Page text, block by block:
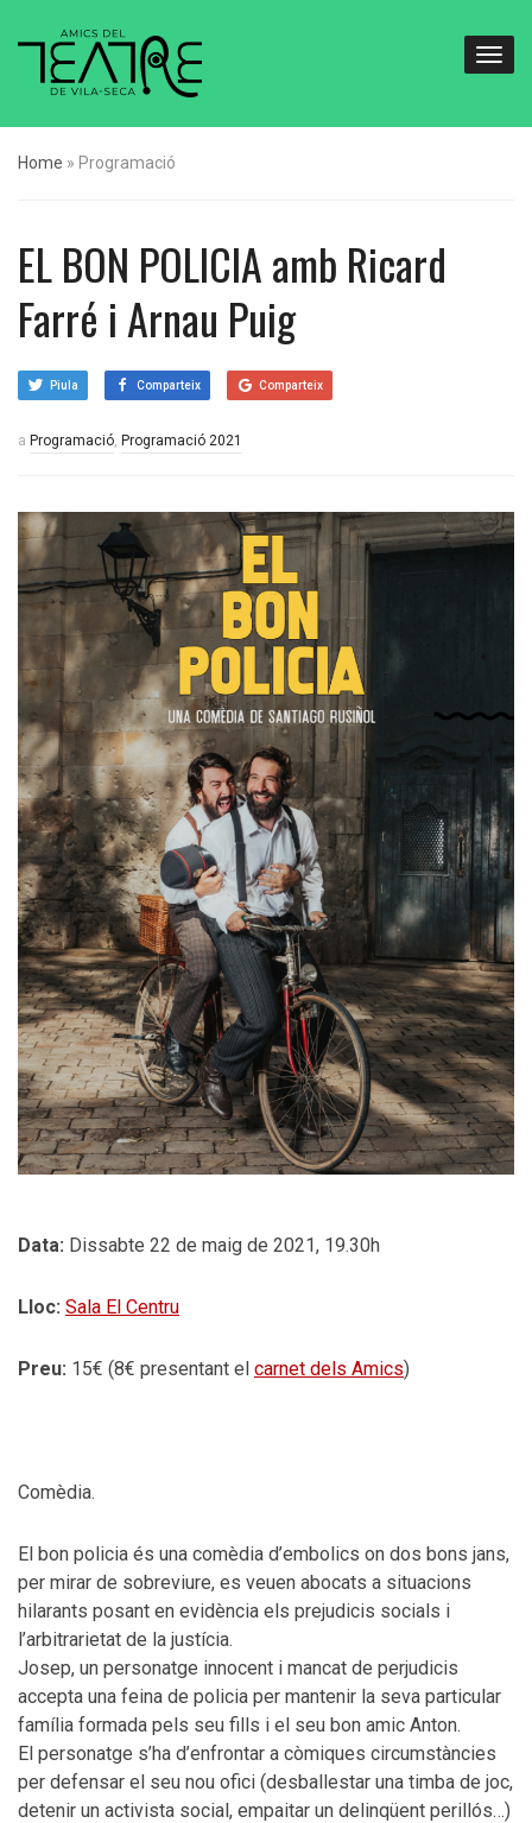
Home » Programació
EL BON POLICIA amb Ricard
Farré i Arnau Puig
Piula Comparteix Comparteix
a Programació Programació 2021
Data: Dissabte 22 de maig de 2021, 19.30h
Lloc: Sala El Centru
Preu: 15€ (8€ presentant el carnet dels Amics)
Comèdia.
El bon policia és una comèdia d’embolics on dos bons jans,
per mirar de sobreviure, es veuen abocats a situacions
hilarants posant en evidència els prejudicis socials i
l’arbitrarietat de la justícia.
Josep, un personatge innocent i mancat de perjudicis
accepta una feina de policia per mantenir la seva particular
família formada pels seu fills i el seu bon amic Anton.
El personatge s’ha d’enfrontar a còmiques circumstàncies
per defensar el seu nou ofici (desballestar una timba de joc,
detenir un activista social, empaitar un delinqüent perillós…)